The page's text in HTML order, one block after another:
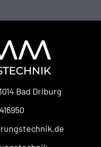
Bad Driburg